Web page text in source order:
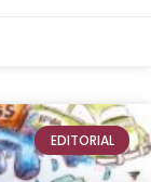
EDITORIAL